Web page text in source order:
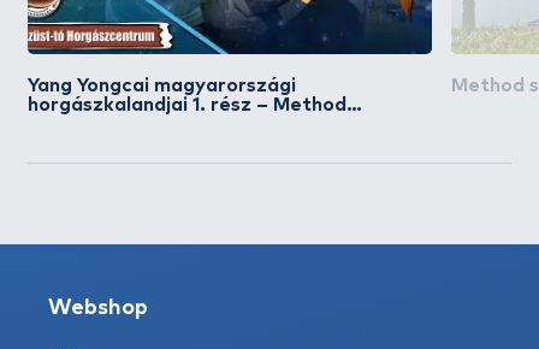
Yang Yongcai magyarországi
horgászkalandjai 1. rész – Method
Method
Webshop